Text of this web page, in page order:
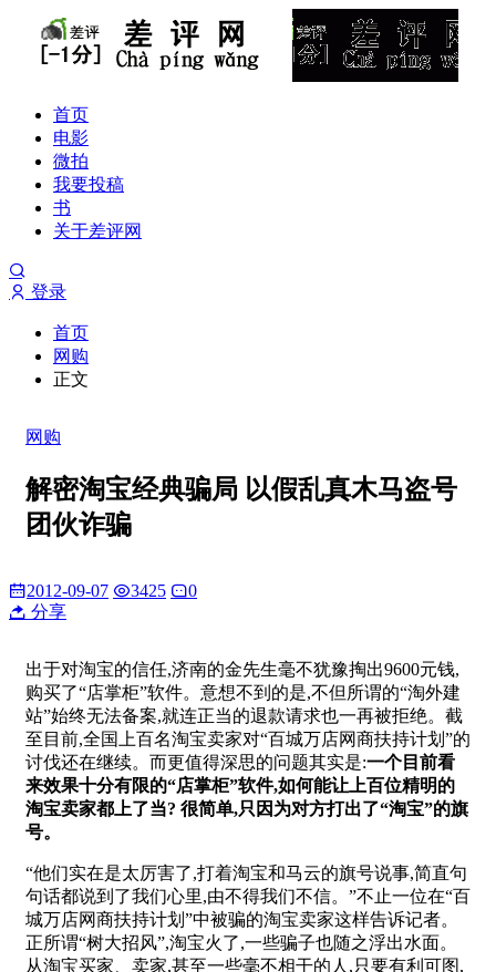
首页
电影
微拍
我要投稿
书
关于差评网
登录
首页
网购
正文
网购
解密淘宝经典骗局 以假乱真木马盗号
团伙诈骗
2012-09-07 3425
0
分享
出于对淘宝的信任,济南的金先生毫不犹豫掏出9600元钱,
购买了“店掌柜”软件。意想不到的是,不但所谓的“淘外建
站”始终无法备案,就连正当的退款请求也一再被拒绝。截
至目前,全国上百名淘宝卖家对“百城万店网商扶持计划”的
讨伐还在继续。而更值得深思的问题其实是:一个目前看
来效果十分有限的“店掌柜”软件,如何能让上百位精明的
淘宝卖家都上了当? 很简单,只因为对方打出了“淘宝”的旗
号。
“他们实在是太厉害了,打着淘宝和马云的旗号说事,简直句
句话都说到了我们心里,由不得我们不信。”不止一位在“百
城万店网商扶持计划”中被骗的淘宝卖家这样告诉记者。
正所谓“树大招风”,淘宝火了,一些骗子也随之浮出水面。
从淘宝买家、卖家,甚至一些毫不相干的人,只要有利可图,